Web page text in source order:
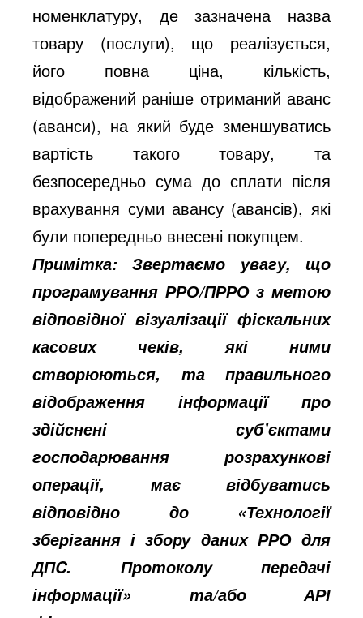
номенклатуру, де зазначена назва
товару (послуги), що реалізується,
його повна ціна, кількість,
відображений раніше отриманий аванс
(аванси), на який буде зменшуватись
вартість такого товару, та
безпосередньо сума до сплати після
врахування суми авансу (авансів), які
були попередньо внесені покупцем.
Примітка: Звертаємо увагу, що
програмування РРО/ПРРО з метою
відповідної візуалізації фіскальних
касових чеків, які ними
створюються, та правильного
відображення інформації про
здійснені суб’єктами
господарювання розрахункові
операції, має відбуватись
відповідно до «Технології
зберігання і збору даних РРО для
ДПC. Протоколу передачі
інформації» та/або АРІ